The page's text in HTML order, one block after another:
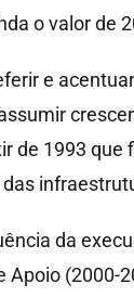
o valor de
e
de 1993 que
da
Apoio (2000-